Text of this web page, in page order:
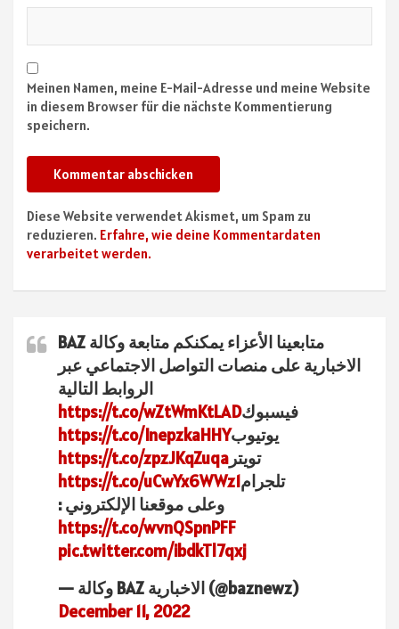
Meinen Namen, meine E-Mail-Adresse und meine Website
in diesem Browser für die nächste Kommentierung
speichern.
Diese Website verwendet Akismet, um Spam zu
reduzieren. Erfahre, wie deine Kommentardaten
verarbeitet werden.
متابعينا الأعزاء يمكنكم متابعة وكالة BAZ
الاخبارية على منصات التواصل الاجتماعي عبر
الروابط التالية
فيسبوكhttps://t.co/wZtWmKtLAD
يوتيوبhttps://t.co/InepzkaHHY
تويتر https://t.co/zpzJKqZuqa
تلجرامhttps://t.co/uCwYx6WWz1
وعلى موقعنا الإلكتروني :
https://t.co/wvnQSpnPFF
pic.twitter.com/ibdkTl7qxj
— وكالة BAZ الاخبارية (@baznewz)
December 11, 2022